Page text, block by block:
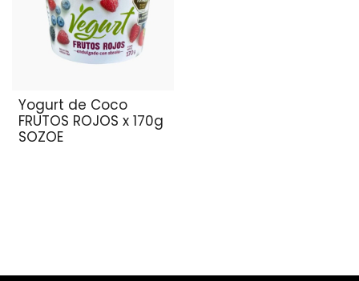
Yogurt de Coco
FRUTOS ROJOS x 170g
SOZOE